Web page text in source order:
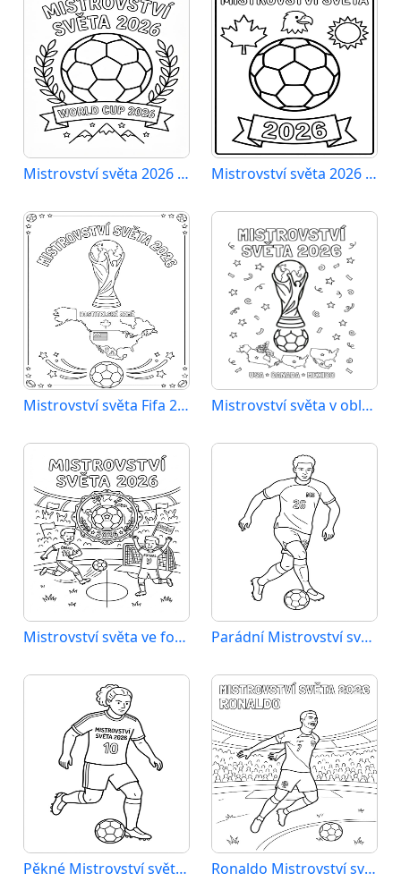
Mistrovství světa 2026 zadarmo Mistrovství světa 2026 zdarma
Mistrovství světa Fifa 2026 Mistrovství světa v oblasti sportu 2026
Mistrovství světa ve fotbale 2026 Parádní Mistrovství světa 2026
Pěkné Mistrovství světa 2026 Ronaldo Mistrovství světa 2026